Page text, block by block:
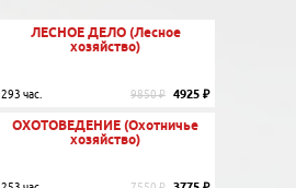
ЛЕСНОЕ ДЕЛО (Лесное
хозяйство)
293 час. 9850 ₽ 4925 ₽
ОХОТОВЕДЕНИЕ (Охотничье
хозяйство)